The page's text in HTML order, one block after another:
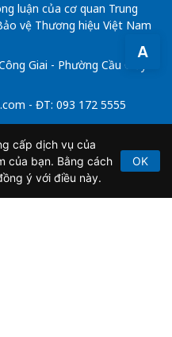
A
luận của cơ quan Trung
vệ Thương hiệu Việt Nam
Giai - Phường Cầu Giấy -
- ĐT: 093 172 5555
số 64/GP-BTTTT do Bộ
21/2/2020.
cấp dịch vụ của
của bạn. Bằng cách
ý với điều này.
OK